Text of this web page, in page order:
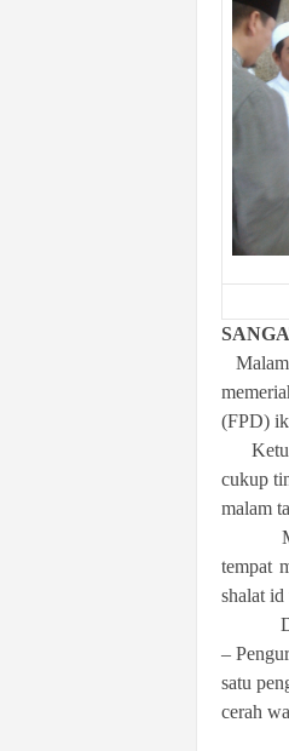
(FPD)
Ketua
cukup
malam
tempat
shalat
Di
–
satu
cerah